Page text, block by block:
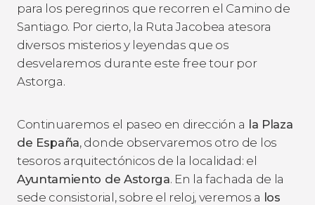
para los peregrinos que recorren el Camino de
Santiago. Por cierto, la Ruta Jacobea atesora
diversos misterios y leyendas que os
desvelaremos durante este free tour por
Astorga.
Continuaremos el paseo en dirección a la Plaza
de España, donde observaremos otro de los
tesoros arquitectónicos de la localidad: el
Ayuntamiento de Astorga. En la fachada de la
sede consistorial, sobre el reloj, veremos a los